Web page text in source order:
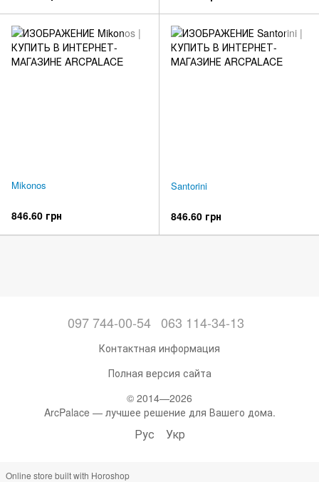
Mikonos
846.60 грн
Santorini
846.60 грн
097 744-00-54 063 114-34-13
Контактная информация
Полная версия сайта
© 2014—2026
ArcPalace — лучшее решение для Вашего дома.
Рус Укр
Online store built with Horoshop